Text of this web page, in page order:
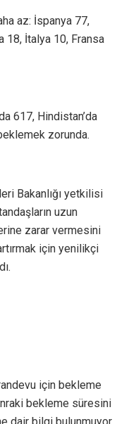
az: İspanya 77,
18, İtalya 10, Fransa
617, Hindistan’da
zorunda.
Bakanlığı yetkilisi
uzun
zarar vermesini
için yenilikçi
için bekleme
bekleme süresini